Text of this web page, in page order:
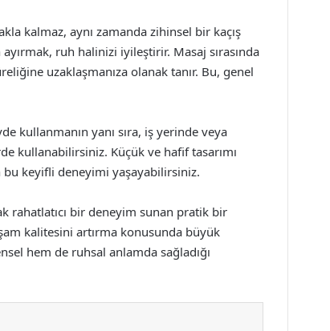
kalmaz, aynı zamanda zihinsel bir kaçış
ruh halinizi iyileştirir. Masaj sırasında
uzaklaşmanıza olanak tanır. Bu, genel
kullanmanın yanı sıra, iş yerinde veya
kullanabilirsiniz. Küçük ve hafif tasarımı
bu keyifli deneyimi yaşayabilirsiniz.
rahatlatıcı bir deneyim sunan pratik bir
kalitesini artırma konusunda büyük
hem de ruhsal anlamda sağladığı